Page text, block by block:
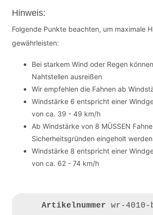
Hinweis:
Folgende Punkte beachten, um maximale
gewährleisten:
Bei starkem Wind oder Regen
Nahtstellen ausreißen
Wir empfehlen die Fahnen ab
Windstärke 6 entspricht einer
von ca. 39 - 49 km/h
Ab Windstärke von 8 MÜSSEN
Sicherheitsgründen eingeholt werden
Windstärke 8 entspricht einer
von ca. 62 - 74 km/h
Artikelnummer wr-4010-